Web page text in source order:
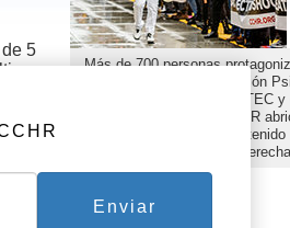
Más de 700 personas
Convención de la Asociación
exigir la prohibición de la TEC
arriba a la izquierda). CCHR
miles de personas han
la psiquiatría (arriba a la
5
de
no terapia”.Enviar